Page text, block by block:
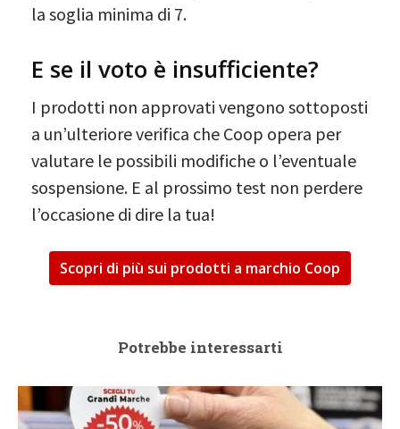
la soglia minima di 7.
E se il voto è insufficiente?
I prodotti non approvati vengono sottoposti
a un’ulteriore verifica che Coop opera per
valutare le possibili modifiche o l’eventuale
sospensione. E al prossimo test non perdere
l’occasione di dire la tua!
Scopri di più sui prodotti a marchio Coop
Potrebbe interessarti